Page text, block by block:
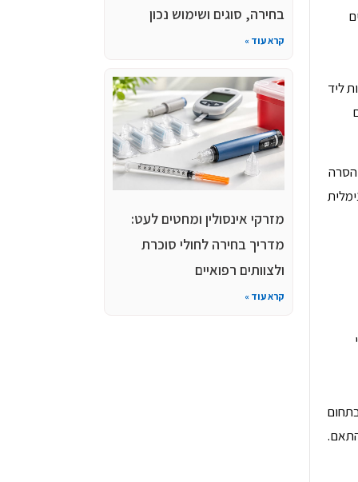
ליד
בחירה, סוגים ושימוש נכון
קרא עוד »
מזרקי אינסולין ומחטים לעט:
מדריך בחירה לחולי סוכרת
ולצוותים רפואיים
קרא עוד »